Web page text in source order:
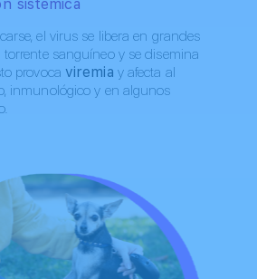
sistémica
el virus se libera en grandes
sanguíneo y se disemina
provoca viremia y afecta al
inmunológico y en algunos